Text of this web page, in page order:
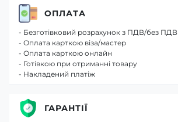
ОПЛАТА
- Безготівковий розрахунок з ПДВ/без ПДВ
- Оплата карткою віза/мастер
- Оплата карткою онлайн
- Готівкою при отриманні товару
- Накладений платіж
ГАРАНТІЇ